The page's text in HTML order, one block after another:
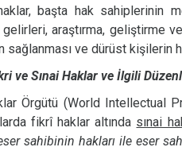
başta hak sahiplerinin
araştırma, geliştirme
ve dürüst kişilerin
ve Sınai Haklar ve İlgili
Örgütü (World Intellectual
fikrî haklar altında sınai
sahibinin hakları ile eser